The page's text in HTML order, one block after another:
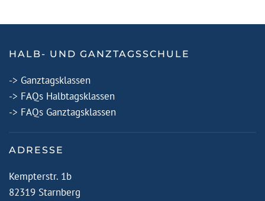
HALB- UND GANZTAGSSCHULE
-> Ganztagsklassen
-> FAQs Halbtagsklassen
-> FAQs Ganztagsklassen
ADRESSE
Kempterstr. 1b
82319 Starnberg